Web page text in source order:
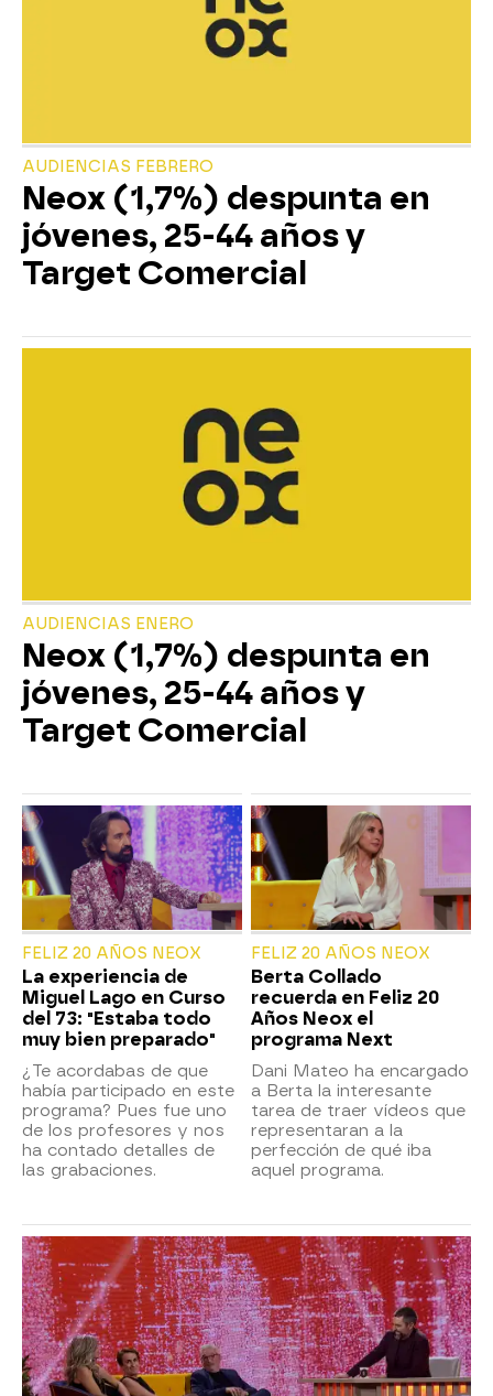
AUDIENCIAS FEBRERO
Neox (1,7%) despunta en
jóvenes, 25-44 años y
Target Comercial
AUDIENCIAS ENERO
Neox (1,7%) despunta en
jóvenes, 25-44 años y
Target Comercial
FELIZ 20 AÑOS NEOX
La experiencia de
Miguel Lago en Curso
del 73: "Estaba todo
muy bien preparado"
¿Te acordabas de que
había participado en este
programa? Pues fue uno
de los profesores y nos
ha contado detalles de
las grabaciones.
FELIZ 20 AÑOS NEOX
Berta Collado
recuerda en Feliz 20
Años Neox el
programa Next
Dani Mateo ha encargado
a Berta la interesante
tarea de traer vídeos que
representaran a la
perfección de qué iba
aquel programa.